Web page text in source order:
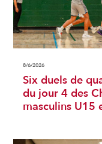
8/6/2026
Six duels de
du jour 4 des
masculins U15